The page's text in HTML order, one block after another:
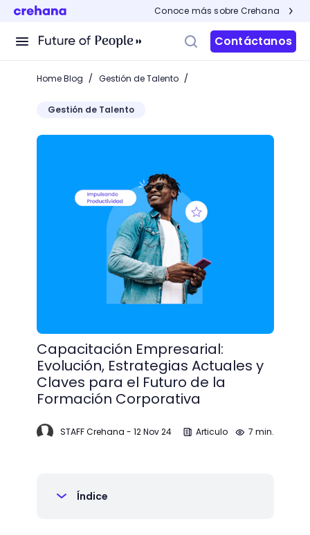
Conoce más sobre Crehana
Contáctanos
Home Blog / Gestión de Talento /
Gestión de Talento
Capacitación Empresarial: Evolución, Estrategias
Capacitación Empresarial:
Evolución, Estrategias Actuales y
Claves para el Futuro de la
Formación Corporativa
STAFF Crehana - 12 Nov 24 Articulo 7 min.
Índice